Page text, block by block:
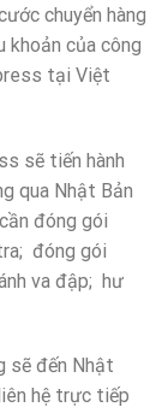
chuyển hàng
khoản của công
tại Việt
sẽ tiến hành
qua Nhật Bản
đóng gói
đóng gói
va đập; hư
sẽ đến Nhật
hệ trực tiếp